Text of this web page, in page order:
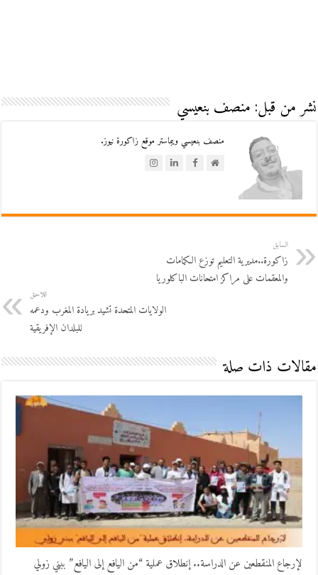
نشر من قبل: منصف بنعيسي
منصف بنعيسي ويبماستر موقع زاكورة نيوز.
السابق
زاكورة..مديرية التعليم توزع الكمامات
والمعقمات على مراكز امتحانات الباكلوريا
اللاحق
الولايات المتحدة تشيد بريادة المغرب ودعمه
للبلدان الإفريقية
مقالات ذات صلة
لإرجاع المنقطعين عن الدراسة.. إنطلاق عملية “من اليافع إلى اليافع” ببني زولي